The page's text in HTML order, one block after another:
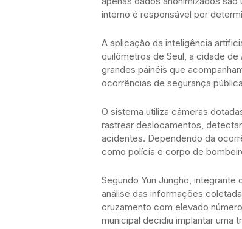
interno é responsável por
A aplicação da inteligência
quilômetros de Seul, a cidade
grandes painéis que
ocorrências de segurança
O sistema utiliza câmeras
rastrear deslocamentos,
acidentes. Dependendo da
como polícia e corpo de
Segundo Yun Jungho,
análise das informações
cruzamento com elevado
municipal decidiu implantar uma